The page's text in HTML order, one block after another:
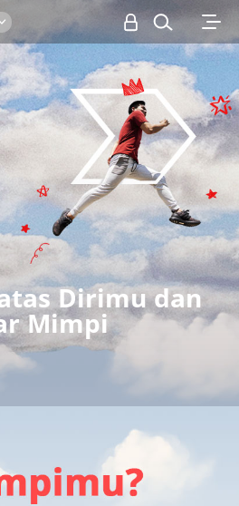
Dirimu dan
Mimpi